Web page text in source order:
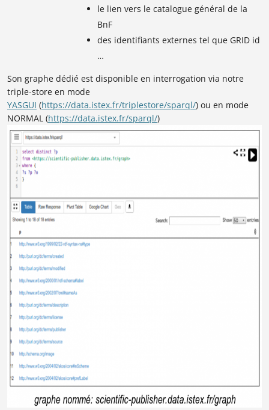
le lien vers le catalogue général de la
BnF
des identifiants externes tel que GRID id
…
Son graphe dédié est disponible en interrogation via notre
triple-store en mode
YASGUI (https://data.istex.fr/triplestore/sparql/) ou en mode
NORMAL (https://data.istex.fr/sparql/)